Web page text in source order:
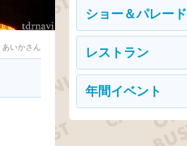
あいかさん
ショー＆パレード
レストラン
年間イベント